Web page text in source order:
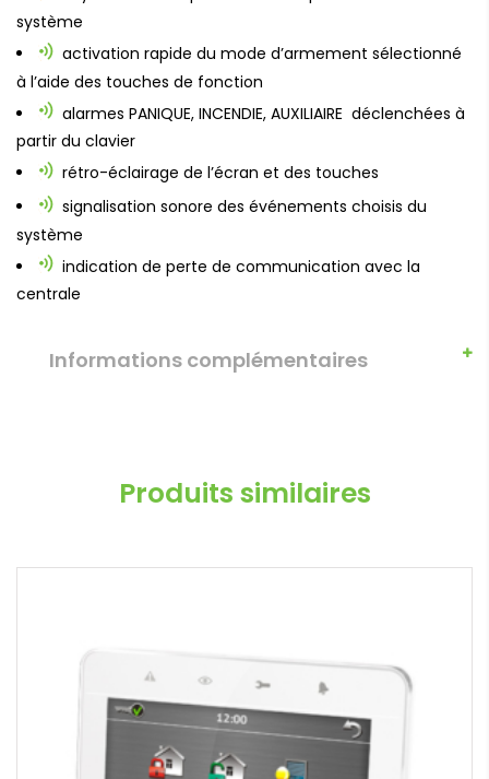
système
activation rapide du mode d’armement sélectionné
à l’aide des touches de fonction
alarmes PANIQUE, INCENDIE, AUXILIAIRE déclenchées à
partir du clavier
rétro-éclairage de l’écran et des touches
signalisation sonore des événements choisis du
système
indication de perte de communication avec la
centrale
Informations complémentaires
Produits similaires